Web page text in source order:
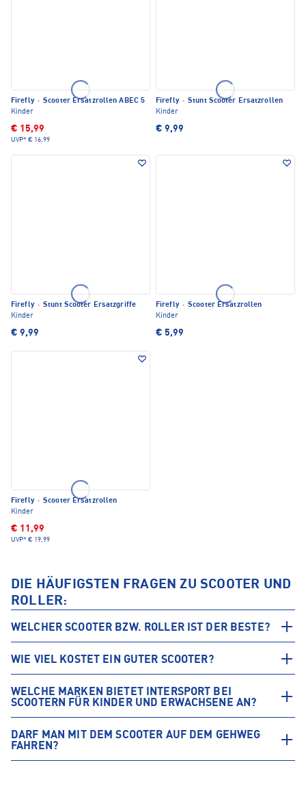
Firefly · Scooter Ersatzrollen ABEC 5
Kinder
€ 15,99
UVP* € 16,99
Firefly · Stunt Scooter Ersatzrollen
Kinder
€ 9,99
Firefly · Stunt Scooter Ersatzgriffe
Kinder
€ 9,99
Firefly · Scooter Ersatzrollen
Kinder
€ 5,99
Firefly · Scooter Ersatzrollen
Kinder
€ 11,99
UVP* € 19,99
DIE HÄUFIGSTEN FRAGEN ZU SCOOTER UND
ROLLER:
WELCHER SCOOTER BZW. ROLLER IST DER BESTE?
WIE VIEL KOSTET EIN GUTER SCOOTER?
WELCHE MARKEN BIETET INTERSPORT BEI
SCOOTERN FÜR KINDER UND ERWACHSENE AN?
DARF MAN MIT DEM SCOOTER AUF DEM GEHWEG
FAHREN?